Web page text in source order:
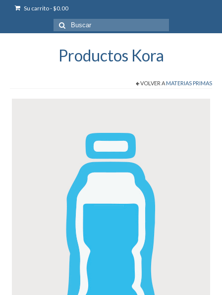
Su carrito-$0.00
Buscar
por:
Productos Kora
VOLVER A MATERIAS PRIMAS